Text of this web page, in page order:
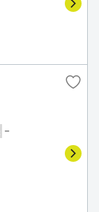
－